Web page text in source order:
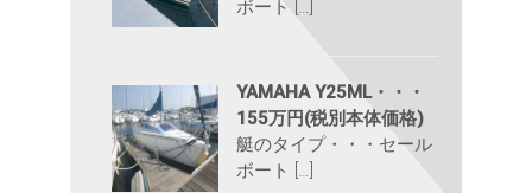
ボート […]
YAMAHA Y25ML・・・
155万円(税別本体価格)
艇のタイプ・・・セール
ボート […]